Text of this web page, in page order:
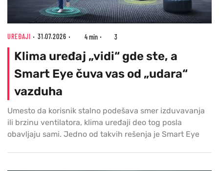
UREĐAJI 31.07.2026 4 min 3
Klima uređaj „vidi“ gde ste, a
Smart Eye čuva vas od „udara“
vazduha
Umesto da korisnik stalno podešava smer izduvavanja
ili brzinu ventilatora, klima uređaji deo tog posla
obavljaju sami. Jedno od takvih rešenja je Smart Eye